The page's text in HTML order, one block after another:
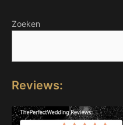
Zoeken
Reviews: